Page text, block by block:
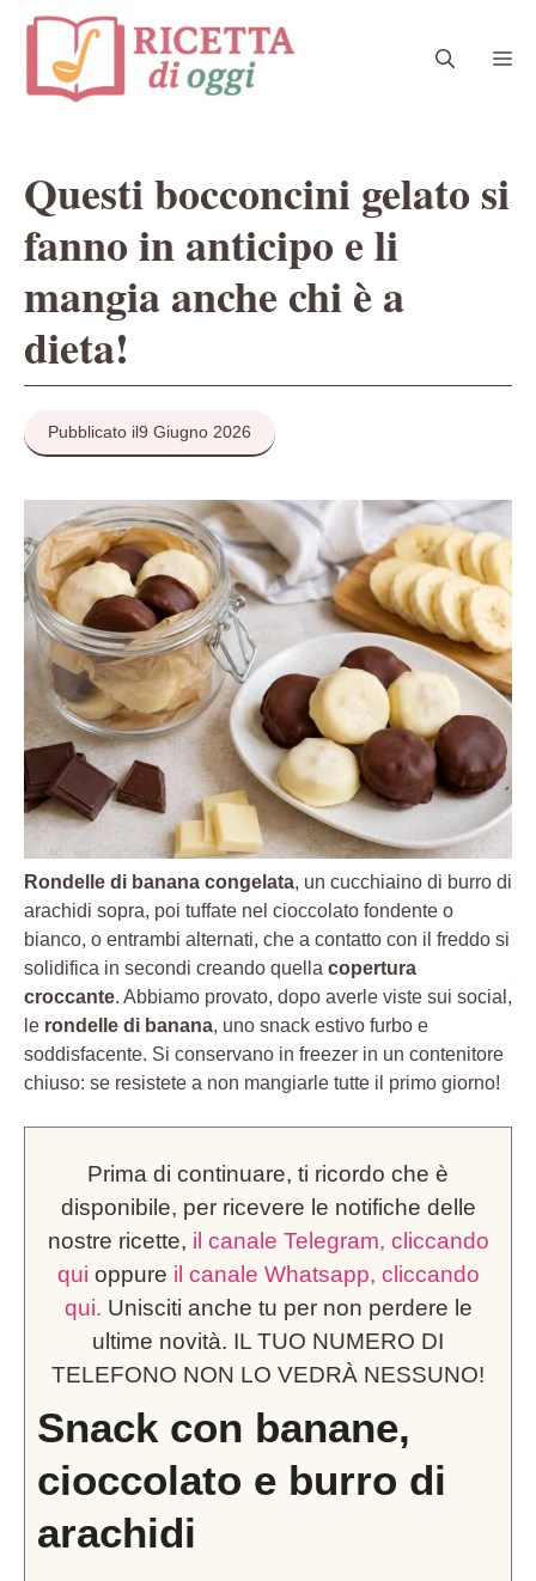
contenuto
Questi bocconcini gelato si
fanno in anticipo e li
mangia anche chi è a
dieta!
Pubblicato il9 Giugno 2026
Rondelle di banana congelata, un cucchiaino di burro di
arachidi sopra, poi tuffate nel cioccolato fondente o
bianco, o entrambi alternati, che a contatto con il freddo si
solidifica in secondi creando quella copertura
croccante. Abbiamo provato, dopo averle viste sui social,
le rondelle di banana, uno snack estivo furbo e
soddisfacente. Si conservano in freezer in un contenitore
chiuso: se resistete a non mangiarle tutte il primo giorno!
Prima di continuare, ti ricordo che è
disponibile, per ricevere le notifiche delle
nostre ricette, il canale Telegram, cliccando
qui oppure il canale Whatsapp, cliccando
qui. Unisciti anche tu per non perdere le
ultime novità. IL TUO NUMERO DI
TELEFONO NON LO VEDRÀ NESSUNO!
Snack con banane,
cioccolato e burro di
arachidi